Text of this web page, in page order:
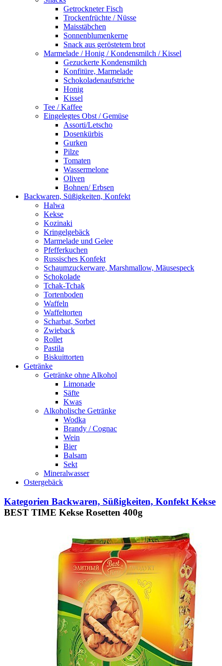
Getrockneter Fisch
Trockenfrüchte / Nüsse
Maisstäbchen
Sonnenblumenkerne
Snack aus geröstetem brot
Marmelade / Honig / Kondensmilch / Kissel
Gezuckerte Kondensmilch
Konfitüre, Marmelade
Schokoladenaufstriche
Honig
Kissel
Tee / Kaffee
Eingelegtes Obst / Gemüse
Assorti/Letscho
Dosenkürbis
Gurken
Pilze
Tomaten
Wassermelone
Oliven
Bohnen/ Erbsen
Backwaren, Süßigkeiten, Konfekt
Halwa
Kekse
Kozinaki
Kringelgebäck
Marmelade und Gelee
Pfefferkuchen
Russisches Konfekt
Schaumzuckerware, Marshmallow, Mäusespeck
Schokolade
Tchak-Tchak
Tortenboden
Waffeln
Waffeltorten
Scharbat, Sorbet
Zwieback
Rollet
Pastila
Biskuittorten
Getränke
Getränke ohne Alkohol
Limonade
Säfte
Kwas
Alkoholische Getränke
Wodka
Brandy / Cognac
Wein
Bier
Balsam
Sekt
Mineralwasser
Ostergebäck
Kategorien Backwaren, Süßigkeiten, Konfekt Kekse
BEST TIME Kekse Rosetten 400g